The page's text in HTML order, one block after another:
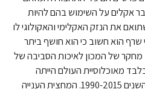
אקלים על השימוש בהם להיות
את הנזק האקלימי והאקולוגי לו
שרף הוא חשוב כי הוא חושף ביתר
של המכון לאיכות הסביבה של
ואוקספם מצא כי 5% בלבד מאוכלוסיית העולם הייתה
אחראית ל-36% מגזי החממה בין השנים 1990-2015. המחצית הענייה